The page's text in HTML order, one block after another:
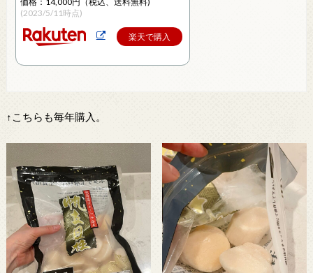
(2023/5/11時点)
楽天で購入
↑こちらも毎年購入。